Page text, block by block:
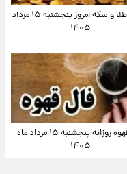
قیمت طلا و سکه امروز پنجشنبه ۱۵ مرداد
۱۴۰۵
فال قهوه روزانه پنجشنبه ۱۵ مرداد ماه
۱۴۰۵